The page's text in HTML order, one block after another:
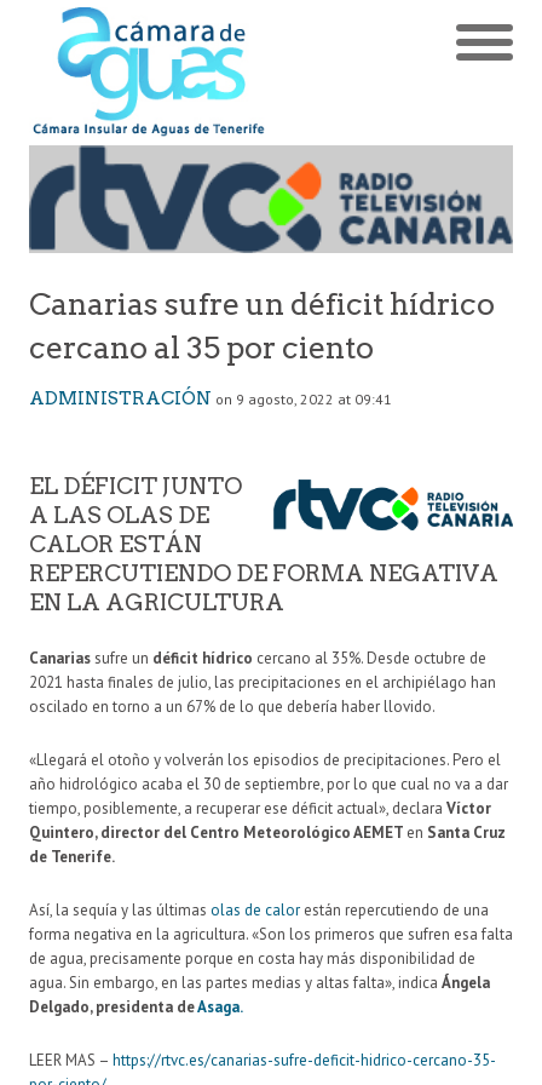
Canarias sufre un déficit hídrico
cercano al 35 por ciento
ADMINISTRACIÓN on 9 agosto, 2022 at 09:41
EL DÉFICIT JUNTO
A LAS OLAS DE
CALOR ESTÁN
REPERCUTIENDO DE FORMA NEGATIVA
EN LA AGRICULTURA
Canariassufre un déficit hídrico cercano al 35%. Desde octubre de
2021 hasta finales de julio, las precipitaciones en el archipiélago han
oscilado en torno a un 67% de lo que debería haber llovido.
«Llegará el otoño y volverán los episodios de precipitaciones. Pero el
año hidrológico acaba el 30 de septiembre, por lo que cual no va a dar
tiempo, posiblemente, a recuperar ese déficit actual», declara Víctor
Quintero, director del Centro Meteorológico AEMET en Santa Cruz
de Tenerife.
Así, la sequía y las últimas olas de calor están repercutiendo de una
forma negativa en la agricultura. «Son los primeros que sufren esa falta
de agua, precisamente porque en costa hay más disponibilidad de
agua. Sin embargo, en las partes medias y altas falta», indica Ángela
Delgado, presidenta deAsaga.
LEER MAS – https://rtvc.es/canarias-sufre-deficit-hidrico-cercano-35-